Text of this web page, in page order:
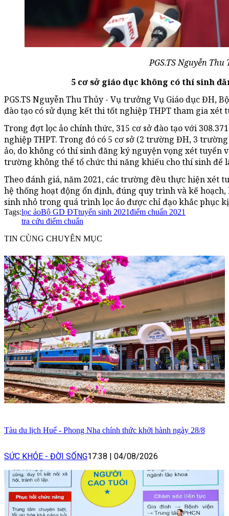
PGS.TS Nguyễn Thu
5 cơ sở giáo dục không có thí sinh
PGS.TS Nguyễn Thu Thủy - Vụ trưởng Vụ Giáo dục ĐH,
đào tạo có sử dụng kết thi tốt nghiệp THPT tham gia xét
Trong đợt lọc ảo chính thức, 315 cơ sở đào tạo với
nghiệp THPT. Trong đó có 5 cơ sở (2 trường ĐH, 3
ảo, do không có thí sinh đăng ký nguyện vọng xét tuyển
trường không thể tổ chức thi năng khiếu cho thí sinh để
Theo đánh giá, năm 2021, các trường đều thực hiện xét
hệ thống hoạt động ổn định, đúng quy trình và kế
sinh nhỏ trong quá trình lọc ảo được chỉ đạo khắc phục
Tags:lọc ảoBộ GD ĐTtuyển sinh 2021điểm chuẩn 2021
tra cứu điểm chuẩn
TIN CÙNG CHUYÊN MỤC
Tàu du lịch Huế - Phong Nha chính thức khởi hành ngày 28/8
SỨC KHỎE - ĐỜI SỐNG17:38 | 04/08/2026